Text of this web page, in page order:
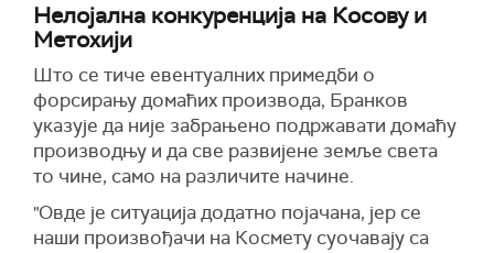
Нелојална конкуренција на Косову и
Метохији
Што се тиче евентуалних примедби о
форсирању домаћих производа, Бранков
указује да није забрањено подржавати домаћу
производњу и да све развијене земље света
то чине, само на различите начине.
"Овде је ситуација додатно појачана, јер се
наши произвођачи на Космету суочавају са